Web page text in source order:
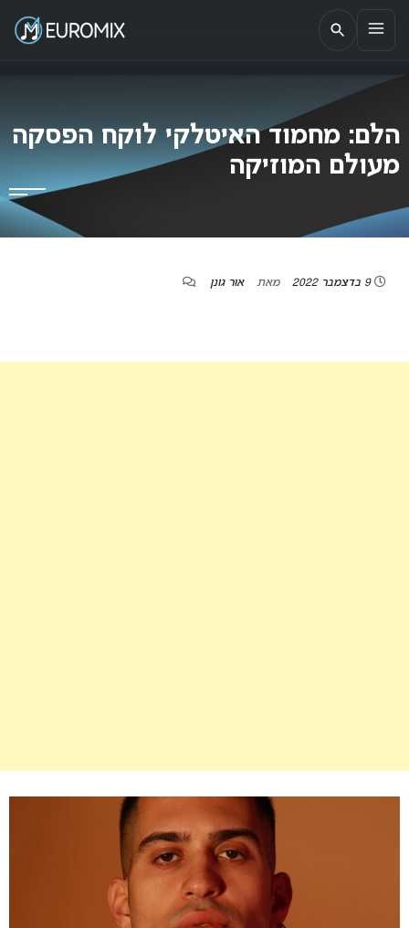
EUROMIX
אתר הבית של האירוויזיון בישראל
הלם: מחמוד האיטלקי לוקח הפסקה
מעולם המוזיקה
9 בדצמבר 2022 מאת אור גונן